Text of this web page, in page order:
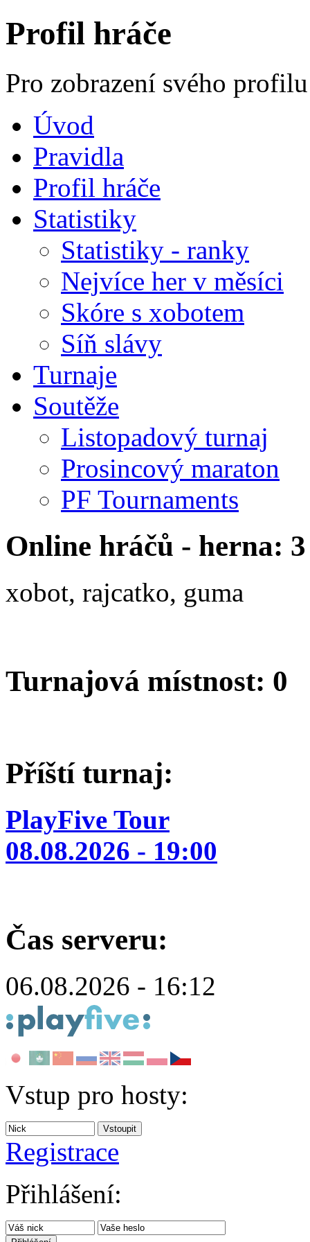
Profil hráče
Pro zobrazení svého
Úvod
Pravidla
Profil hráče
Statistiky
Statistiky - ranky
Nejvíce her v měsíci
Skóre s xobotem
Síň slávy
Turnaje
Soutěže
Listopadový turnaj
Prosincový maraton
PF Tournaments
Online hráčů - herna: 3
xobot, rajcatko, guma
Turnajová místnost: 0
Příští turnaj:
PlayFive Tour
08.08.2026 - 19:00
Čas serveru:
06.08.2026 - 16:12
Vstup pro hosty:
Registrace
Přihlášení: